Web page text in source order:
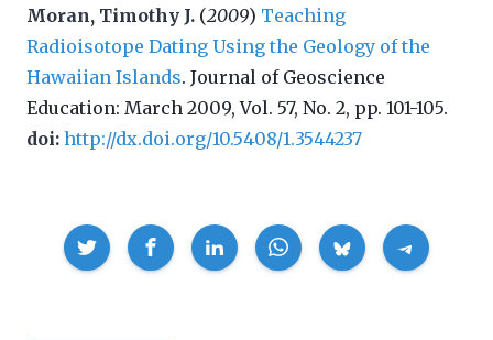
Moran, Timothy J. (2009) Teaching
Radioisotope Dating Using the Geology of the
Hawaiian Islands. Journal of Geoscience
Education: March 2009, Vol. 57, No. 2, pp. 101-105.
doi: http://dx.doi.org/10.5408/1.3544237
Compartir